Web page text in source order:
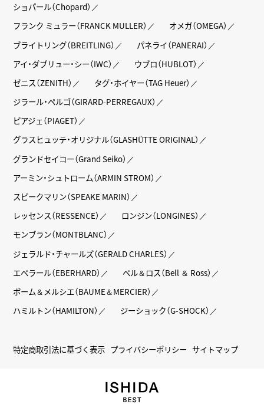
ショパール（Chopard）
フランク ミュラー（FRANCK MULLER）
オメガ（OMEGA）
ブライトリング（BREITLING）
パネライ（PANERAI）
アイ・ダブリュー・シー（IWC）
ウブロ（HUBLOT）
ゼニス（ZENITH）
タグ・ホイヤー（TAG Heuer）
ジラール・ペルゴ（GIRARD-PERREGAUX）
ピアジェ（PIAGET）
グラスヒュッテ・オリジナル（GLASHÜTTE ORIGINAL）
グランドセイコー（Grand Seiko）
アーミン・シュトローム（ARMIN STROM）
スピークマリン（SPEAKE MARIN）
レッセンス（RESSENCE）
ロンジン（LONGINES）
モンブラン（MONTBLANC）
ジェラルド・チャールズ（GERALD CHARLES）
エベラール（EBERHARD）
ベル＆ロス（Bell ＆ Ross）
ボーム＆メルシエ（BAUME＆MERCIER）
ハミルトン（HAMILTON）
ジーショック（G-SHOCK）
特定商取引法に基づく表示 プライバシーポリシー サイトマップ